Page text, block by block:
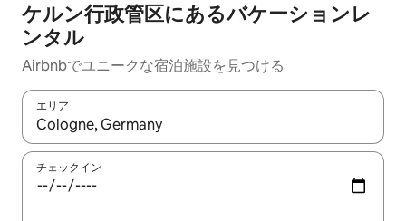
ケルン行政管区にあるバケーションレ
ンタル
Airbnbでユニークな宿泊施設を見つける
エリア
検索結果が表示されたら、上下の矢印キーを使って移動するか
チェックイン